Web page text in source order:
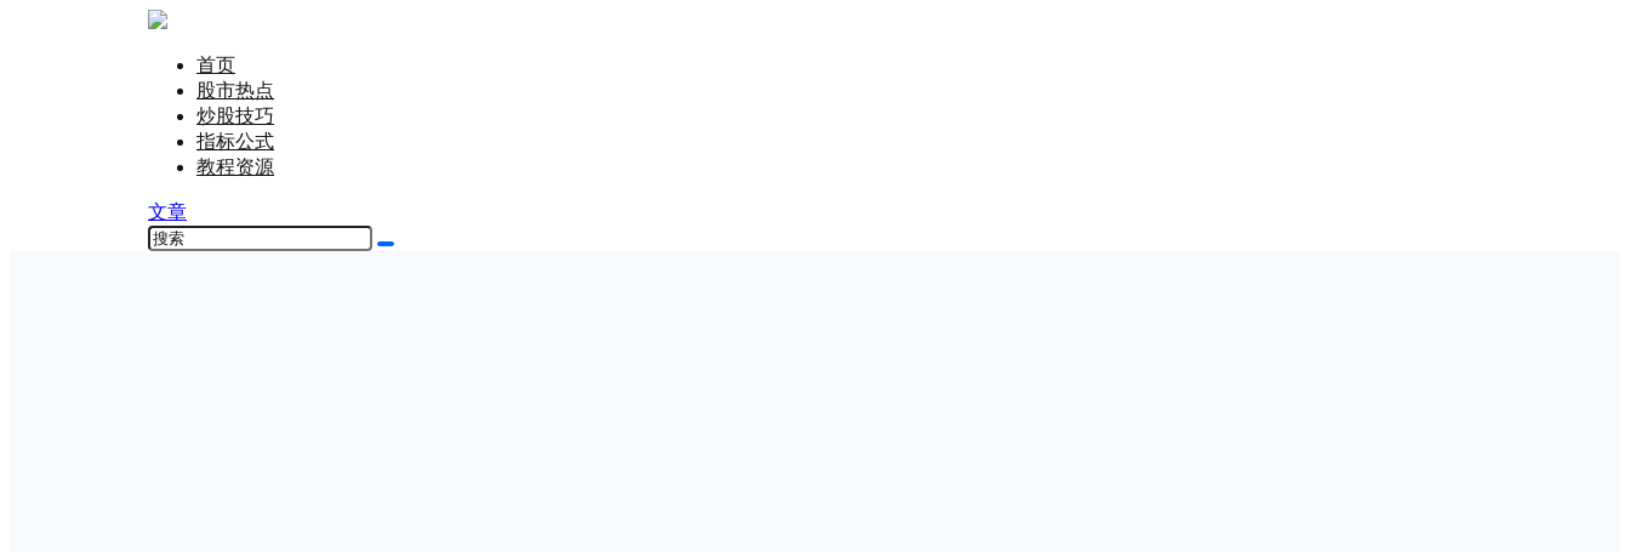
首页
股市热点
炒股技巧
指标公式
教程资源
文章